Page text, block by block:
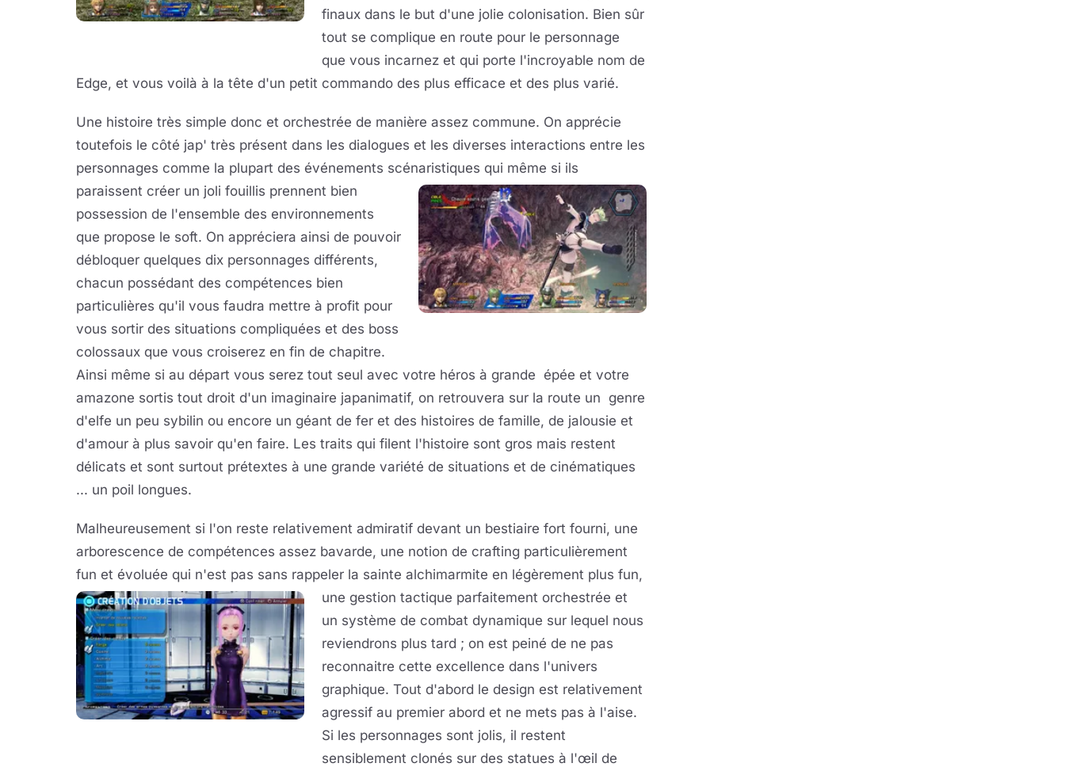
finaux dans le but d'une jolie colonisation. Bien sûr
tout se complique en route pour le personnage
que vous incarnez et qui porte l'incroyable nom de
Edge, et vous voilà à la tête d'un petit commando des plus efficace et des plus varié.
Une histoire très simple donc et orchestrée de manière assez commune. On apprécie
toutefois le côté jap' très présent dans les dialogues et les diverses interactions entre les
personnages comme la plupart des événements scénaristiques qui même si ils
paraissent créer un joli fouillis prennent bien
possession de l'ensemble des environnements
que propose le soft. On appréciera ainsi de pouvoir
débloquer quelques dix personnages différents,
chacun possédant des compétences bien
particulières qu'il vous faudra mettre à profit pour
vous sortir des situations compliquées et des boss
colossaux que vous croiserez en fin de chapitre.
Ainsi même si au départ vous serez tout seul avec votre héros à grande épée et votre
amazone sortis tout droit d'un imaginaire japanimatif, on retrouvera sur la route un genre
d'elfe un peu sybilin ou encore un géant de fer et des histoires de famille, de jalousie et
d'amour à plus savoir qu'en faire. Les traits qui filent l'histoire sont gros mais restent
délicats et sont surtout prétextes à une grande variété de situations et de cinématiques
... un poil longues.
Malheureusement si l'on reste relativement admiratif devant un bestiaire fort fourni, une
arborescence de compétences assez bavarde, une notion de crafting particulièrement
fun et évoluée qui n'est pas sans rappeler la sainte alchimarmite en légèrement plus fun,
une gestion tactique parfaitement orchestrée et
un système de combat dynamique sur lequel nous
reviendrons plus tard ; on est peiné de ne pas
reconnaitre cette excellence dans l'univers
graphique. Tout d'abord le design est relativement
agressif au premier abord et ne mets pas à l'aise.
Si les personnages sont jolis, il restent
sensiblement clonés sur des statues à l'œil de